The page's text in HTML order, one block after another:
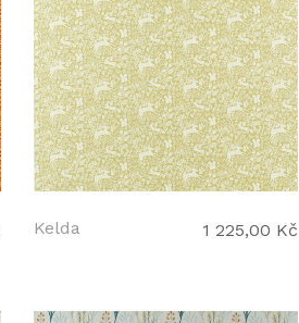
Kelda 1 225,00 Kč